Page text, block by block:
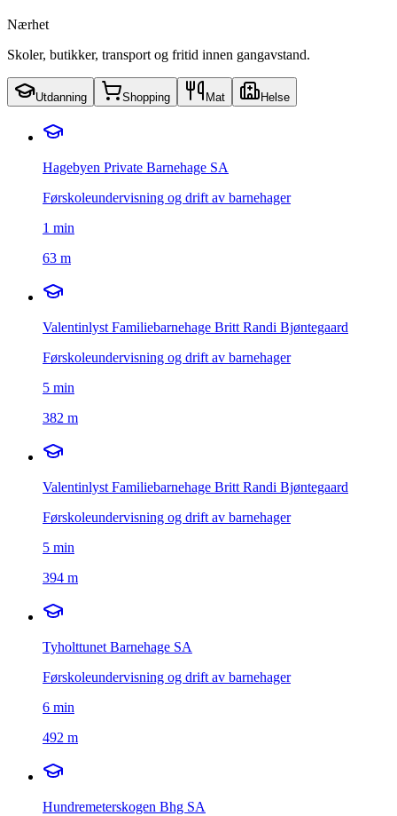
Nærhet
Skoler, butikker, transport og fritid innen gangavstand.
Utdanning Shopping Mat Helse
Hagebyen Private Barnehage SA
Førskoleundervisning og drift av barnehager
1 min
63 m
Valentinlyst Familiebarnehage Britt Randi Bjøntegaard
Førskoleundervisning og drift av barnehager
5 min
382 m
Valentinlyst Familiebarnehage Britt Randi Bjøntegaard
Førskoleundervisning og drift av barnehager
5 min
394 m
Tyholttunet Barnehage SA
Førskoleundervisning og drift av barnehager
6 min
492 m
Hundremeterskogen Bhg SA